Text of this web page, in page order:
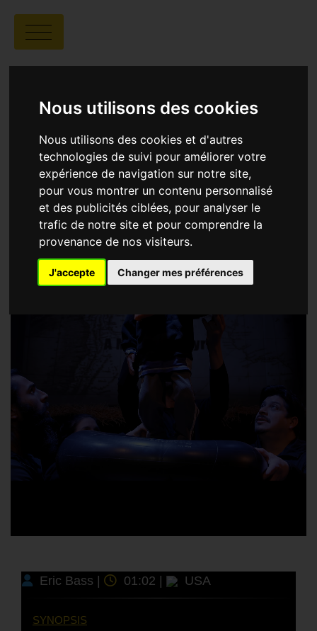
Nous utilisons des cookies
Nous utilisons des cookies et d'autres
technologies de suivi pour améliorer votre
expérience de navigation sur notre site,
pour vous montrer un contenu personnalisé
et des publicités ciblées, pour analyser le
trafic de notre site et pour comprendre la
provenance de nos visiteurs.
J'accepte Changer mes préférences
BABYLON : JOURNEYS
OF REFUGEES
Eric Bass | 01:02 | USA
SYNOPSIS